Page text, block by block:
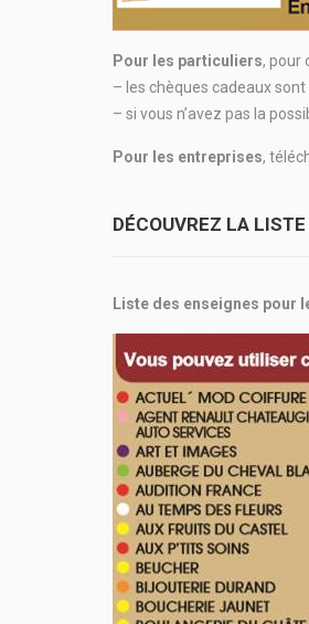
Pour les particuliers, pour
– les chèques cadeaux
– si vous n’avez pas la
Pour les entreprises,
DÉCOUVREZ LA
Liste des enseignes pour